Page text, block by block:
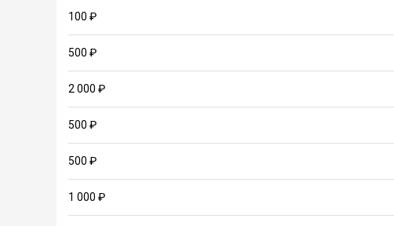
100 ₽
500 ₽
2 000 ₽
500 ₽
500 ₽
1 000 ₽